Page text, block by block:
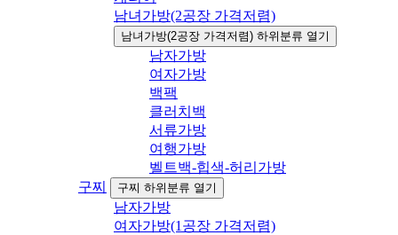
남녀가방(2공장 가격저렴)
남녀가방(2공장 가격저렴) 하위분류 열기
남자가방
여자가방
백팩
클러치백
서류가방
여행가방
벨트백-힙색-허리가방
구찌
구찌 하위분류 열기
남자가방
여자가방(1공장 가격저렴)